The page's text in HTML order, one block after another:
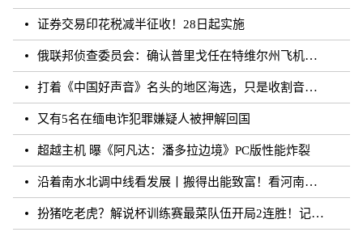
证券交易印花税减半征收！28日起实施
俄联邦侦查委员会：确认普里戈任在特维尔州飞机失事事件中遇难
打着《中国好声音》名头的地区海选，只是收割音乐梦想的圈钱游戏？
又有5名在缅电诈犯罪嫌疑人被押解回国
超越主机 曝《阿凡达：潘多拉边境》PC版性能炸裂
沿着南水北调中线看发展丨搬得出能致富！看河南各地“移民村”如何变身“宜民村”
扮猪吃老虎？解说杯训练赛最菜队伍开局2连胜！记得躺枪